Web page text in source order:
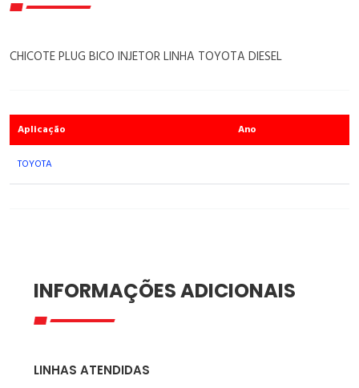
CHICOTE PLUG BICO INJETOR LINHA TOYOTA DIESEL
Aplicação Ano
TOYOTA
INFORMAÇÕES ADICIONAIS
LINHAS ATENDIDAS